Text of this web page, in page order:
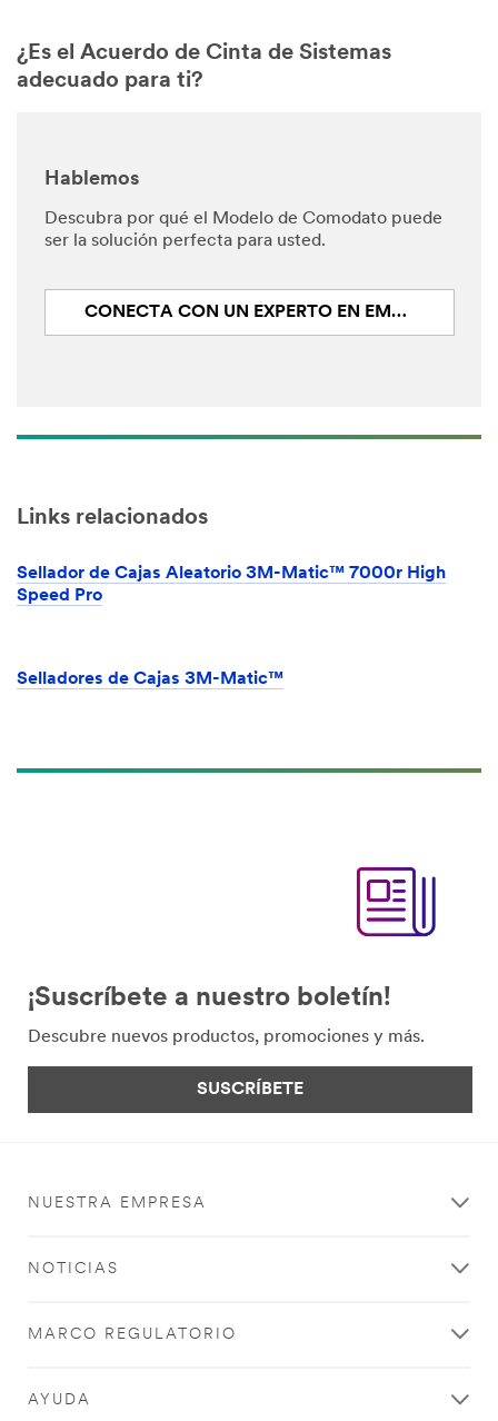
¿Es el Acuerdo de Cinta de Sistemas
adecuado para ti?
Hablemos
Descubra por qué el Modelo de Comodato puede
ser la solución perfecta para usted.
CONECTA CON UN EXPERTO EN EMPAQUE DE 3M
Links relacionados
Sellador de Cajas Aleatorio 3M-Matic™ 7000r High
Speed Pro
Selladores de Cajas 3M-Matic™
¡Suscríbete a nuestro boletín!
Descubre nuevos productos, promociones y más.
SUSCRÍBETE
NUESTRA EMPRESA
NOTICIAS
MARCO REGULATORIO
AYUDA